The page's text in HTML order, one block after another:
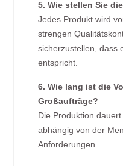
5. Wie stellen Sie
Jedes Produkt wird
strengen
sicherzustellen, dass
entspricht.
6. Wie lang ist die
Großaufträge?
Die Produktion
abhängig von der
Anforderungen.